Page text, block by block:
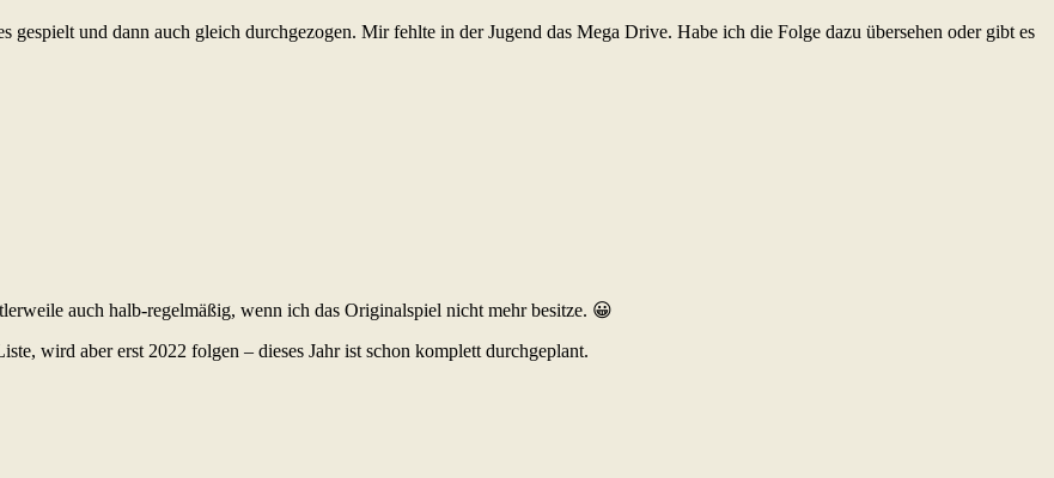
gespielt und dann auch gleich durchgezogen. Mir fehlte in der Jugend das Mega Drive. Habe ich die Folge dazu übersehen oder gibt es
auch halb-regelmäßig, wenn ich das Originalspiel nicht mehr besitze. 😀
wird aber erst 2022 folgen – dieses Jahr ist schon komplett durchgeplant.